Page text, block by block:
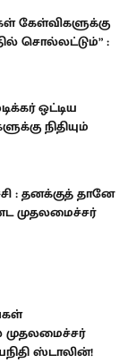
கேள்விகளுக்கு
சொல்லட்டும்” :
ஒட்டிய
நிதியும்
: தனக்குத் தானே
முதலமைச்சர்
முதலமைச்சர்
ஸ்டாலின்!